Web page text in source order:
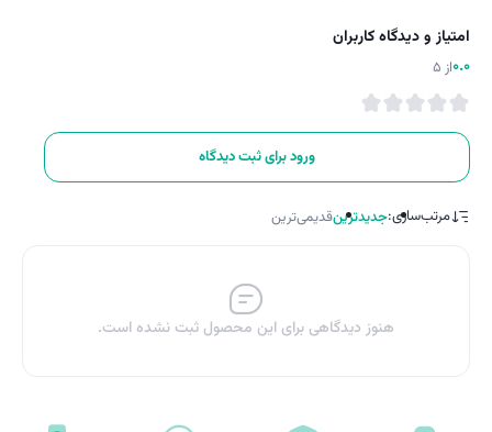
امتیاز و دیدگاه کاربران
0.0از 5
ورود برای ثبت دیدگاه
مرتب‌سازی:جدیدترینقدیمی‌ترین
هنوز دیدگاهی برای این محصول ثبت نشده است.